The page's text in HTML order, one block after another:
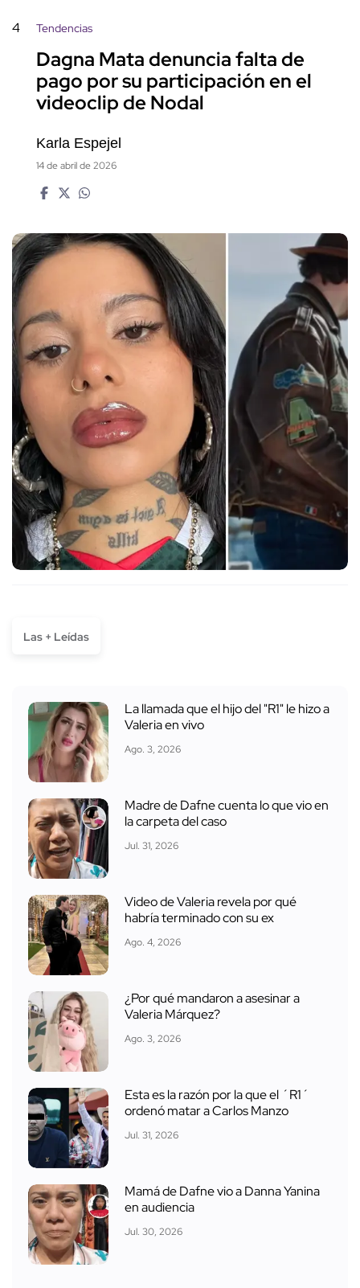
4 Tendencias
Dagna Mata denuncia falta de
pago por su participación en el
videoclip de Nodal
Karla Espejel
14 de abril de 2026
Las + Leídas
La llamada que el hijo del "R1" le hizo a
Valeria en vivo
Ago. 3, 2026
Madre de Dafne cuenta lo que vio en
la carpeta del caso
Jul. 31, 2026
Video de Valeria revela por qué
habría terminado con su ex
Ago. 4, 2026
¿Por qué mandaron a asesinar a
Valeria Márquez?
Ago. 3, 2026
Esta es la razón por la que el ´R1´
ordenó matar a Carlos Manzo
Jul. 31, 2026
Mamá de Dafne vio a Danna Yanina
en audiencia
Jul. 30, 2026